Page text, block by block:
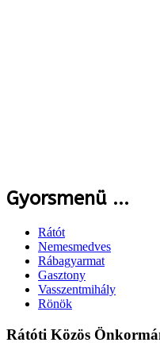
Gyorsmenü ...
Rátót
Nemesmedves
Rábagyarmat
Gasztony
Vasszentmihály
Rönök
Rátóti Közös